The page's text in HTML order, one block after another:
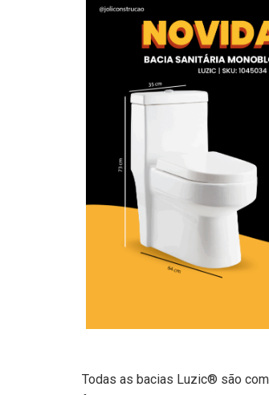
Todas as bacias Luzic® são com